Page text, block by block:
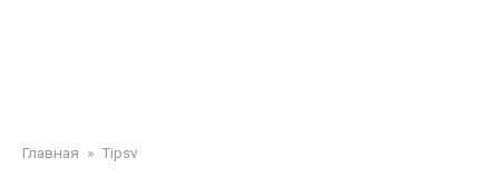
Главная » Tipsv